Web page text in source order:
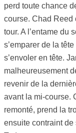
perd toute chance
course. Chad Reed
tour. A l’entame du
s’emparer de la
s’envoler en tête.
malheureusement
revenir de la
avant la mi-course.
remonté, prend la
ensuite contraint de